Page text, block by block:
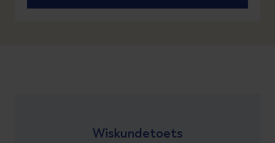
Wiskundetoets